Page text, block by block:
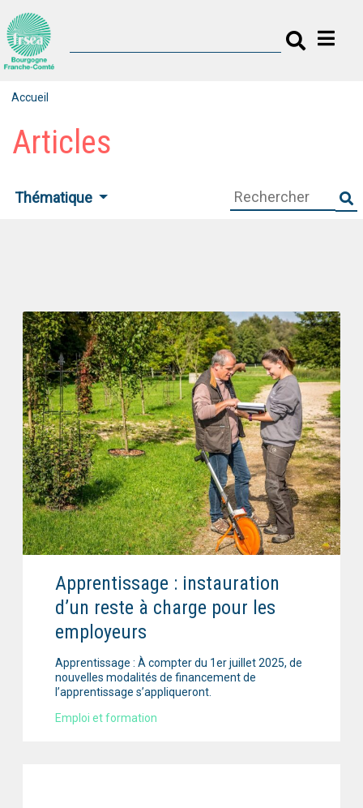
Accueil
Articles
Thématique
Apprentissage : instauration
d’un reste à charge pour les
employeurs
Apprentissage : À compter du 1er juillet 2025, de
nouvelles modalités de financement de
l’apprentissage s’appliqueront.
Emploi et formation